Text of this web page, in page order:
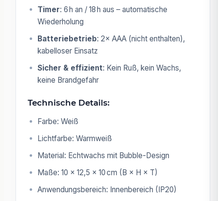
Timer: 6 h an / 18 h aus – automatische
Wiederholung
Batteriebetrieb: 2× AAA (nicht enthalten),
kabelloser Einsatz
Sicher & effizient: Kein Ruß, kein Wachs,
keine Brandgefahr
Technische Details:
Farbe: Weiß
Lichtfarbe: Warmweiß
Material: Echtwachs mit Bubble-Design
Maße: 10 × 12,5 × 10 cm (B × H × T)
Anwendungsbereich: Innenbereich (IP20)